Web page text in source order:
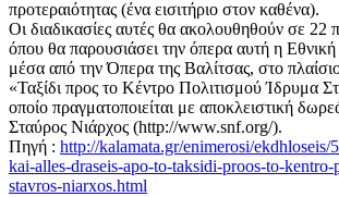
προτεραιότητας (ένα εισιτήριο στον καθένα).
Οι διαδικασίες αυτές θα ακολουθηθούν σε 22
όπου θα παρουσιάσει την όπερα αυτή η
μέσα από την Όπερα της Βαλίτσας, στο
«Ταξίδι προς το Κέντρο Πολιτισμού Ίδρυμα
οποίο πραγματοποιείται με αποκλειστική
Σταύρος Νιάρχος (http://www.snf.org/).
Πηγή : http://kalamata.gr/enimerosi/ekdhloseis/
kai-alles-draseis-apo-to-taksidi-proos-to-
stavros-niarxos.html